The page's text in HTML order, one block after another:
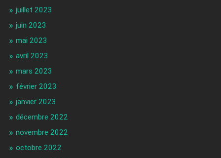
juillet 2023
juin 2023
mai 2023
avril 2023
mars 2023
février 2023
janvier 2023
décembre 2022
novembre 2022
octobre 2022